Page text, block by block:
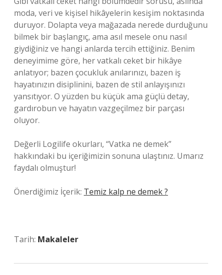
moda, veri ve kişisel hikâyelerin kesişim noktasında
duruyor. Dolapta veya mağazada nerede durduğunu
bilmek bir başlangıç, ama asıl mesele onu nasıl
giydiğiniz ve hangi anlarda tercih ettiğiniz. Benim
deneyimime göre, her vatkalı ceket bir hikâye
anlatıyor; bazen çocukluk anılarınızı, bazen iş
hayatınızın disiplinini, bazen de stil anlayışınızı
yansıtıyor. O yüzden bu küçük ama güçlü detay,
gardırobun ve hayatın vazgeçilmez bir parçası
oluyor.
Değerli Logilife okurları, “Vatka ne demek”
hakkındaki bu içeriğimizin sonuna ulaştınız. Umarız
faydalı olmuştur!
Önerdiğimiz İçerik: Temiz kalp ne demek ?
Tarih: Makaleler